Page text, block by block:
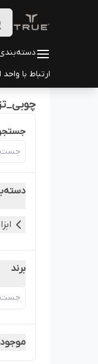
ارتباط با
برند